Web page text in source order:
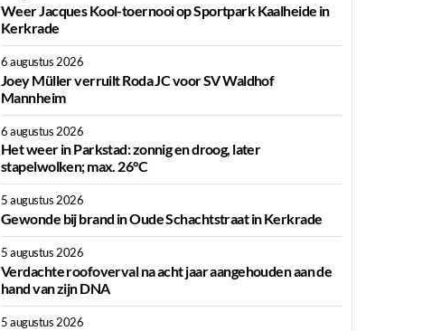
Weer Jacques Kool-toernooi op Sportpark Kaalheide in
Kerkrade
6 augustus 2026
Joey Müller verruilt Roda JC voor SV Waldhof
Mannheim
6 augustus 2026
Het weer in Parkstad: zonnig en droog, later
stapelwolken; max. 26°C
5 augustus 2026
Gewonde bij brand in Oude Schachtstraat in Kerkrade
5 augustus 2026
Verdachte roofoverval na acht jaar aangehouden aan de
hand van zijn DNA
5 augustus 2026